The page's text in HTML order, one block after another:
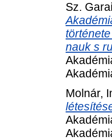
Sz.
nauk s
Molnár,